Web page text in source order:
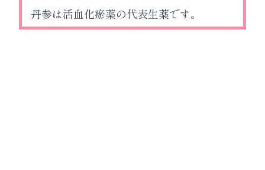
丹参は活血化瘀薬の代表生薬です。